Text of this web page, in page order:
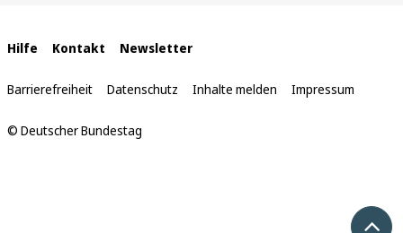
Interne
Links
Hilfe Kontakt Newsletter
Barrierefreiheit Datenschutz Inhalte melden Impressum
© Deutscher Bundestag